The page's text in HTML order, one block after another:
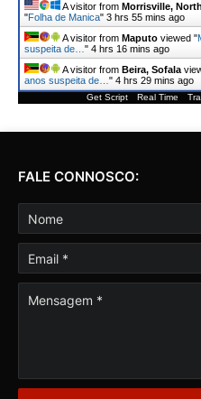
A visitor from Morrisville,
"Folha de Manica" 3 hrs 55 mins ago
A visitor from Maputo viewed "
suspeita de… " 4 hrs 16 mins ago
A visitor from Beira, Sofala
anos suspeita de… " 4 hrs 29 mins ago
Get Script Real Time
FALE CONNOSCO: